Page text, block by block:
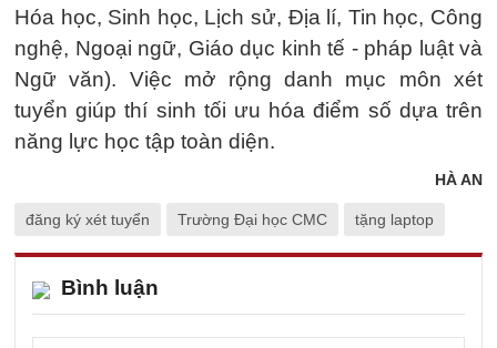
Hóa học, Sinh học, Lịch sử, Địa lí, Tin học, Công
nghệ, Ngoại ngữ, Giáo dục kinh tế - pháp luật và
Ngữ văn). Việc mở rộng danh mục môn xét
tuyển giúp thí sinh tối ưu hóa điểm số dựa trên
năng lực học tập toàn diện.
HÀ AN
đăng ký xét tuyển Trường Đại học CMC tặng laptop
Bình luận